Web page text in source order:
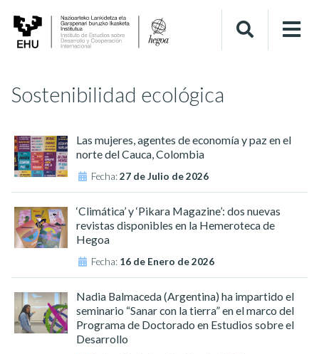
Sostenibilidad ecológica
Las mujeres, agentes de economía y paz en el
norte del Cauca, Colombia
Fecha:27 de Julio de 2026
‘Climática’ y ‘Pikara Magazine’: dos nuevas
revistas disponibles en la Hemeroteca de
Hegoa
Fecha: 16 de Enero de 2026
Nadia Balmaceda (Argentina) ha impartido el
seminario “Sanar con la tierra” en el marco del
Programa de Doctorado en Estudios sobre el
Desarrollo